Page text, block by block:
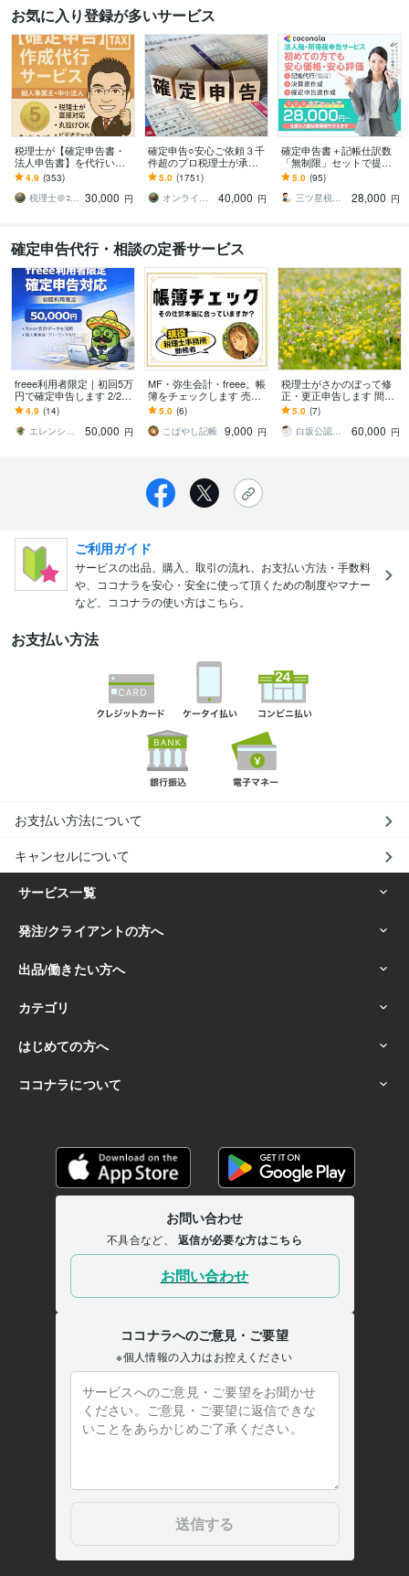
お気に入り登録が多いサービス
税理士が【確定申告書・
法人申告書】を代行いた
します 「売上1,000万円以
下」の法人・個人の方！
実績1,300件
4.9 (353)
税理士＠ｺｺﾅﾗ 30,000 円
確定申告○安心ご依頼３千
件超のプロ税理士が承り
ます 限定！今だけの特別
料金！全国対応！安心・
らくらく・おまかせ！
5.0 (1751)
オンライン税理士事務所
40,000 円
確定申告書＋記帳仕訳数
「無制限」セットで提供
します 可能な限りご要望
を取り入れ、価格の相談
にも柔軟に対応します
5.0 (95)
三ツ星税理士事務所
28,000 円
確定申告代行・相談の定番サービス
freee利用者限定｜初回5万
円で確定申告します 2/25
以降のご依頼は特急対応
割増しとなります
4.9 (14)
エレンシア税務会計事務所
50,000 円
MF・弥生会計・freee。帳
簿をチェックします 売上
高1千万〜2億円規模の法
人を担当してきた経理実
務者が対応
5.0 (6)
こばやし記帳 9,000 円
税理士がさかのぼって修
正・更正申告します 間違
えて確定申告したけど、
どう訂正するのかわから
ない方へ
5.0 (7)
白坂公認会計士事務所
60,000 円
ご利用ガイド
サービスの出品、購入、取引の流れ、お支払い方法・手数料
や、ココナラを安心・安全に使って頂くための制度やマナー
など、ココナラの使い方はこちら。
お支払い方法
お支払い方法について
キャンセルについて